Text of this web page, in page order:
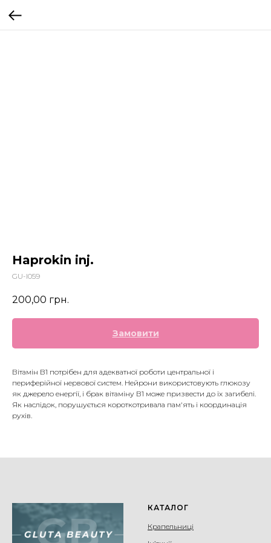
Haprokin inj.
GU-I059
200,00 грн.
Замовити
Вітамін В1 потрібен для адекватної роботи центральної і
периферійної нервової систем. Нейрони використовують глюкозу
як джерело енергії, і брак вітаміну В1 може призвести до їх загибелі.
Як наслідок, порушується короткотривала пам'ять і координація
рухів.
КАТАЛОГ
Крапельниці